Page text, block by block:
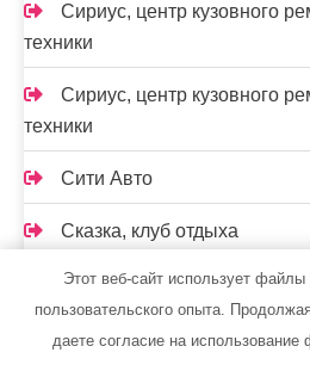
Сириус, центр кузовного
техники
Сириус, центр кузовного
техники
Сити Авто
Сказка, клуб отдыха
Скиф, автомойка
Скиф, автомойка
Этот веб-сайт использует
пользовательского опыта.
даете согласие на